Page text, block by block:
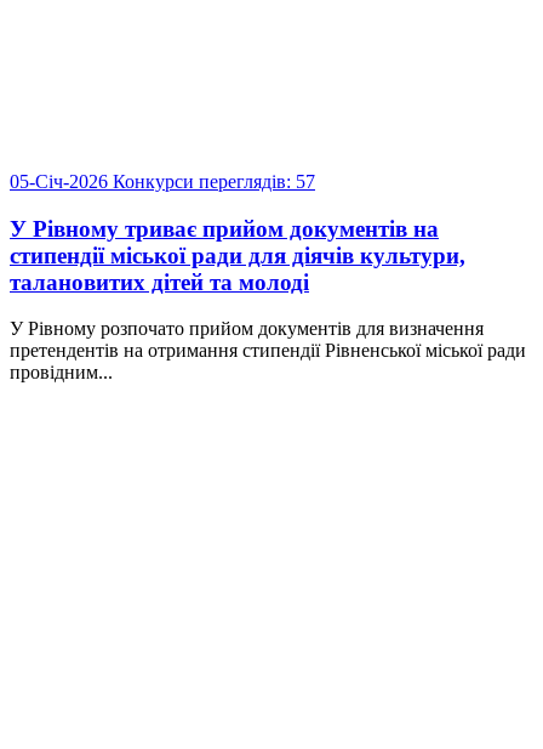
05-Січ-2026 Конкурси переглядів: 57
У Рівному триває прийом документів на
стипендії міської ради для діячів культури,
талановитих дітей та молоді
У Рівному розпочато прийом документів для визначення
претендентів на отримання стипендії Рівненської міської ради
провідним...